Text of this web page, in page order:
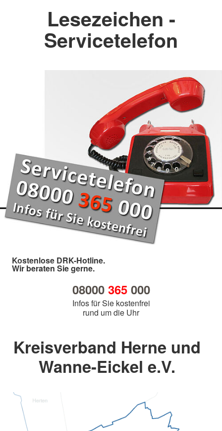
Lesezeichen -
Servicetelefon
Kostenlose DRK-Hotline.
Wir beraten Sie gerne.
08000 365000
Infos für Sie kostenfrei
rund um die Uhr
Kreisverband Herne und
Wanne-Eickel e.V.